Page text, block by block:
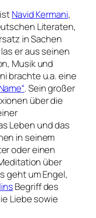
Navid Kermani,
Literaten,
in Sachen
er aus seinen
Musik und
brachte u.a. eine
. Sein großer
über die
Leben und das
in seinem
oder einen
über
geht um Engel,
Begriff des
Liebe sowie